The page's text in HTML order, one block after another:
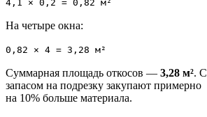
4,1 × 0,2 = 0,82 м²
На четыре окна:
0,82 × 4 = 3,28 м²
Суммарная площадь откосов — 3,28 м². С
запасом на подрезку закупают примерно
на 10% больше материала.